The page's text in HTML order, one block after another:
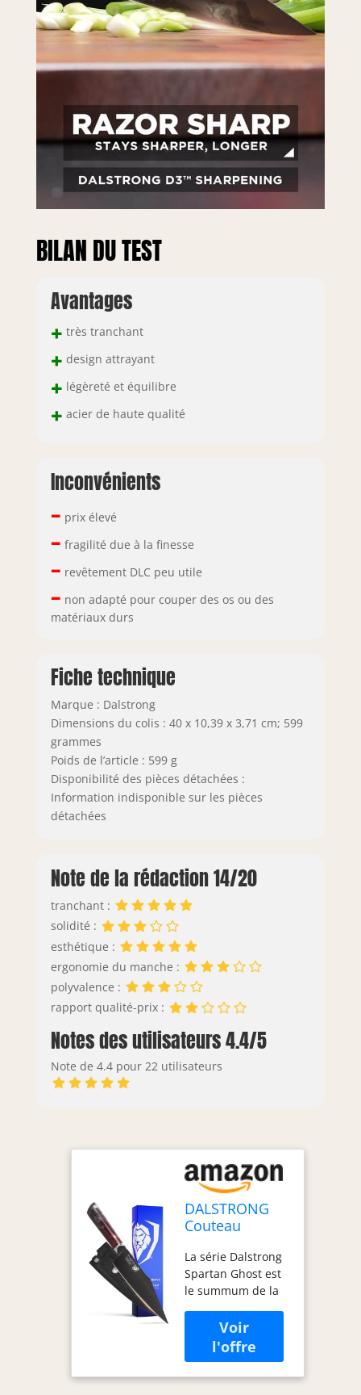
BILAN DU TEST
Avantages
+ très tranchant
+ design attrayant
+ légèreté et équilibre
+ acier de haute qualité
Inconvénients
– prix élevé
– fragilité due à la finesse
– revêtement DLC peu utile
– non adapté pour couper des os ou des
matériaux durs
Fiche technique
Marque : Dalstrong
Dimensions du colis : 40 x 10,39 x 3,71 cm; 599
grammes
Poids de l’article : 599 g
Disponibilité des pièces détachées :
Information indisponible sur les pièces
détachées
Note de la rédaction 14/20
tranchant :
solidité :
esthétique :
ergonomie du manche :
polyvalence :
rapport qualité-prix :
Notes des utilisateurs 4.4/5
Note de 4.4 pour 22 utilisateurs
DALSTRONG
Couteau
Spartan Ghost
Series - Acier
En Poudre
Forgé S35VN -
Manche En
Résine Rouge
Et Érable -
Gaine
La série Dalstrong
Spartan Ghost est
le summum de la
forge culinaire.
Méthodiquement
conçus jusque
dans les moindres
détails, ces